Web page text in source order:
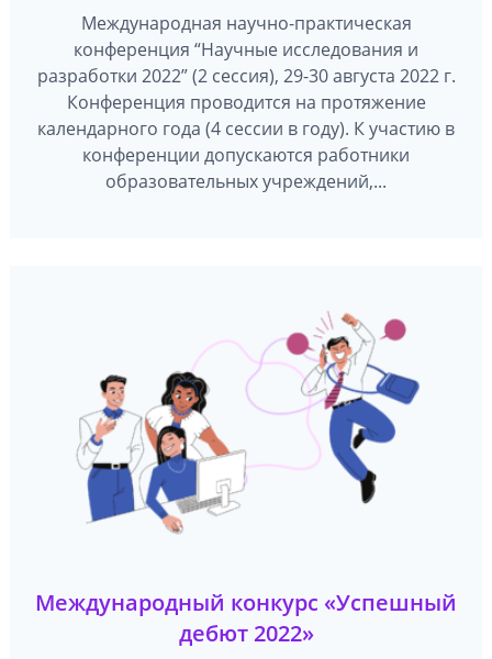
Международная научно-практическая
конференция “Научные исследования и
разработки 2022” (2 сессия), 29-30 августа 2022 г.
Конференция проводится на протяжение
календарного года (4 сессии в году). К участию в
конференции допускаются работники
образовательных учреждений,...
Международный конкурс «Успешный
дебют 2022»